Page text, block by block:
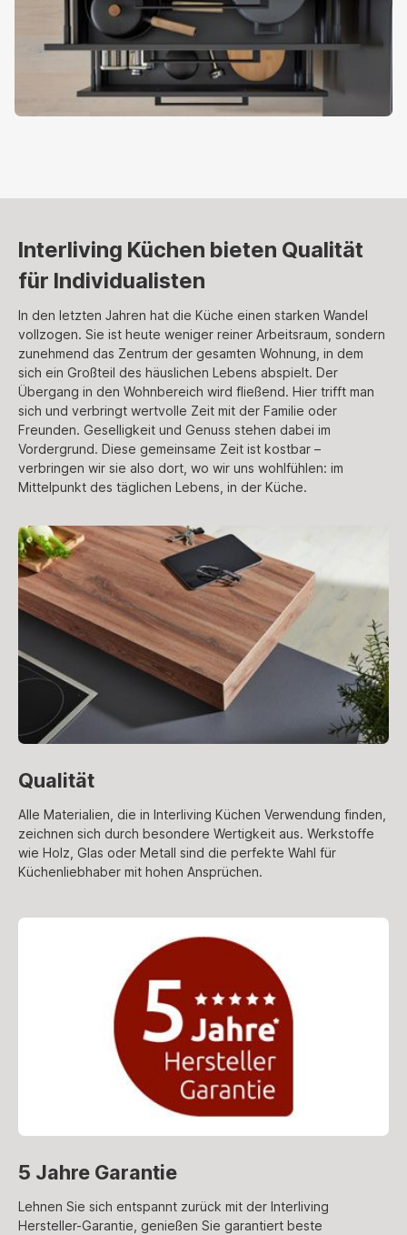
Interliving Küchen bieten Qualität
für Individualisten
In den letzten Jahren hat die Küche einen starken Wandel
vollzogen. Sie ist heute weniger reiner Arbeitsraum, sondern
zunehmend das Zentrum der gesamten Wohnung, in dem
sich ein Großteil des häuslichen Lebens abspielt. Der
Übergang in den Wohnbereich wird fließend. Hier trifft man
sich und verbringt wertvolle Zeit mit der Familie oder
Freunden. Geselligkeit und Genuss stehen dabei im
Vordergrund. Diese gemeinsame Zeit ist kostbar –
verbringen wir sie also dort, wo wir uns wohlfühlen: im
Mittelpunkt des täglichen Lebens, in der Küche.
Qualität
Alle Materialien, die in Interliving Küchen Verwendung finden,
zeichnen sich durch besondere Wertigkeit aus. Werkstoffe
wie Holz, Glas oder Metall sind die perfekte Wahl für
Küchenliebhaber mit hohen Ansprüchen.
5 Jahre Garantie
Lehnen Sie sich entspannt zurück mit der Interliving
Hersteller-Garantie, genießen Sie garantiert beste